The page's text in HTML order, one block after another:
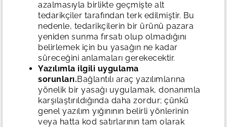
azalmasıyla birlikte geçmişte alt
tedarikçiler tarafından terk edilmiştir. Bu
nedenle, tedarikçilerin bir ürünü pazara
yeniden sunma fırsatı olup olmadığını
belirlemek için bu yasağın ne kadar
süreceğini anlamaları gerekecektir.
Yazılımla ilgili uygulama
sorunları.Bağlantılı araç yazılımlarına
yönelik bir yasağı uygulamak, donanımla
karşılaştırıldığında daha zordur; çünkü
genel yazılım yığınının belirli yönlerinin
veya hatta kod satırlarının tam olarak